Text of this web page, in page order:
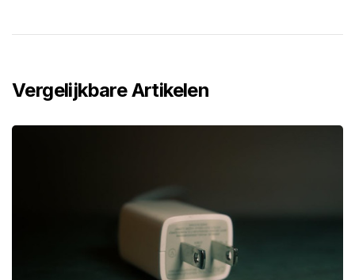
Vergelijkbare Artikelen